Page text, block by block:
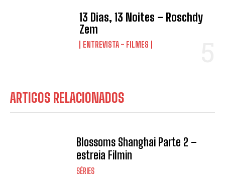
13 Dias, 13 Noites – Roschdy
Zem
ENTREVISTA - FILMES
ARTIGOS RELACIONADOS
Blossoms Shanghai Parte 2 –
estreia Filmin
SÉRIES